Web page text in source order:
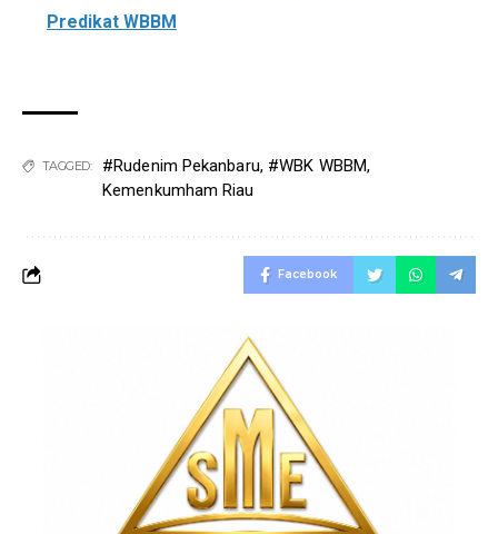
Predikat WBBM
TAGGED: #Rudenim Pekanbaru, #WBK WBBM,
Kemenkumham Riau
Facebook